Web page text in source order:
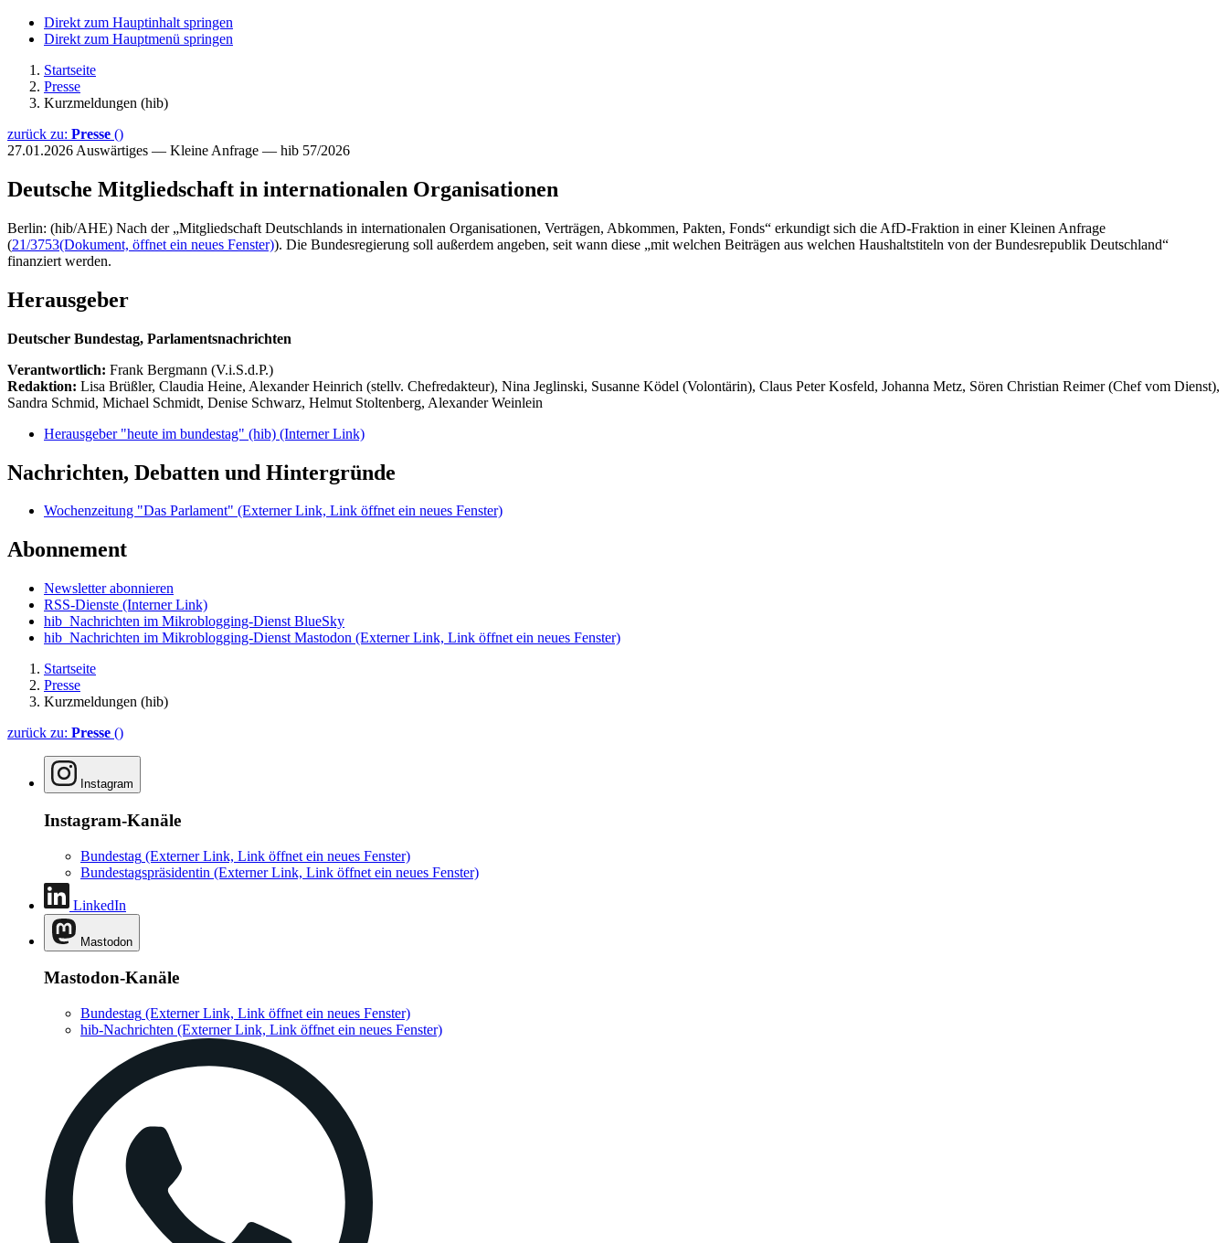
Direkt zum Hauptinhalt springen
Direkt zum Hauptmenü springen
Startseite
Presse
Kurzmeldungen (hib)
zurück zu: Presse ()
27.01.2026 Auswärtiges — Kleine Anfrage — hib 57/2026
Deutsche Mitgliedschaft in internationalen Organisationen
Berlin: (hib/AHE) Nach der „Mitgliedschaft Deutschlands in internationalen Organisationen, Verträgen, Abkommen, Pakten, Fonds“ erkundigt sich die AfD-Fraktion in einer Kleinen Anfrage
(21/3753(Dokument, öffnet ein neues Fenster)). Die Bundesregierung soll außerdem angeben, seit wann diese „mit welchen Beiträgen aus welchen Haushaltstiteln von der Bundesrepublik Deutschland“
finanziert werden.
Herausgeber
Deutscher Bundestag, Parlamentsnachrichten
Verantwortlich: Frank Bergmann (V.i.S.d.P.)
Redaktion: Lisa Brüßler, Claudia Heine, Alexander Heinrich (stellv. Chefredakteur), Nina Jeglinski, Susanne Ködel (Volontärin), Claus Peter Kosfeld, Johanna Metz, Sören Christian Reimer (Chef vom Dienst),
Sandra Schmid, Michael Schmidt, Denise Schwarz, Helmut Stoltenberg, Alexander Weinlein
Herausgeber "heute im bundestag" (hib) (Interner Link)
Nachrichten, Debatten und Hintergründe
Wochenzeitung "Das Parlament" (Externer Link, Link öffnet ein neues Fenster)
Abonnement
Newsletter abonnieren
RSS-Dienste (Interner Link)
hib_Nachrichten im Mikroblogging-Dienst BlueSky
hib_Nachrichten im Mikroblogging-Dienst Mastodon (Externer Link, Link öffnet ein neues Fenster)
Startseite
Presse
Kurzmeldungen (hib)
zurück zu: Presse ()
Instagram
Instagram-Kanäle
Bundestag (Externer Link, Link öffnet ein neues Fenster)
Bundestagspräsidentin (Externer Link, Link öffnet ein neues Fenster)
LinkedIn
Mastodon
Mastodon-Kanäle
Bundestag (Externer Link, Link öffnet ein neues Fenster)
hib-Nachrichten (Externer Link, Link öffnet ein neues Fenster)